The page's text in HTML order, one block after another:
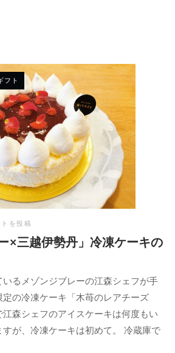
フト
トを投稿
×三越伊勢丹」冷凍ケーキの
るメゾンジブレーの江森シェフが手
定の冷凍ケーキ「木苺のレアチーズ
森シェフのアイスケーキは何度もい
が、冷凍ケーキは初めて。 冷蔵庫で